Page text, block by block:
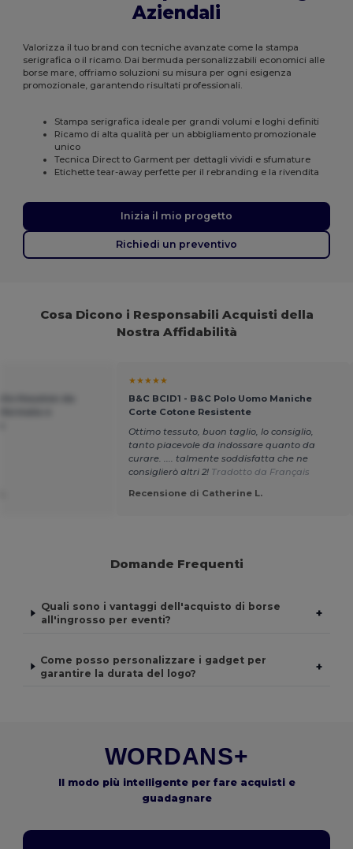
Aziendali
Valorizza il tuo brand con tecniche avanzate come la stampa
serigrafica o il ricamo. Dai bermuda personalizzabili economici alle
borse mare, offriamo soluzioni su misura per ogni esigenza
promozionale, garantendo risultati professionali.
Stampa serigrafica ideale per grandi volumi e loghi definiti
Ricamo di alta qualità per un abbigliamento promozionale
unico
Tecnica Direct to Garment per dettagli vividi e sfumature
Etichette tear-away perfette per il rebranding e la rivendita
Inizia il mio progetto
Richiedi un preventivo
Cosa Dicono i Responsabili Acquisti della
Nostra Affidabilità
★★★★★
B&C BCID1 - B&C Polo Uomo Maniche
Corte Cotone Resistente
Ottimo tessuto, buon taglio, lo consiglio,
tanto piacevole da indossare quanto da
curare. .... talmente soddisfatta che ne
consiglierò altri 2! Tradotto da Français
Recensione di Catherine L.
Domande Frequenti
Quali sono i vantaggi dell'acquisto di borse
all'ingrosso per eventi?
+
Come posso personalizzare i gadget per
garantire la durata del logo?
+
WORDANS+
Il modo più intelligente per fare acquisti e
guadagnare